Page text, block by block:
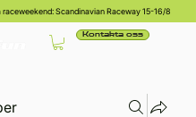
raceweekend: Scandinavian Raceway 15-16/8
Kontakta oss